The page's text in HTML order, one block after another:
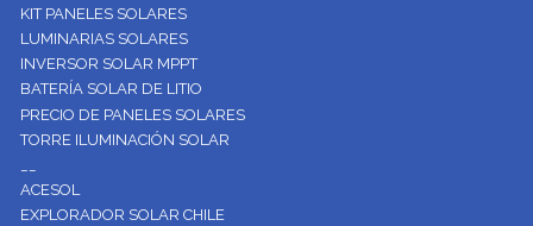
KIT PANELES SOLARES
LUMINARIAS SOLARES
INVERSOR SOLAR MPPT
BATERÍA SOLAR DE LITIO
PRECIO DE PANELES SOLARES
TORRE ILUMINACIÓN SOLAR
ACESOL
EXPLORADOR SOLAR CHILE